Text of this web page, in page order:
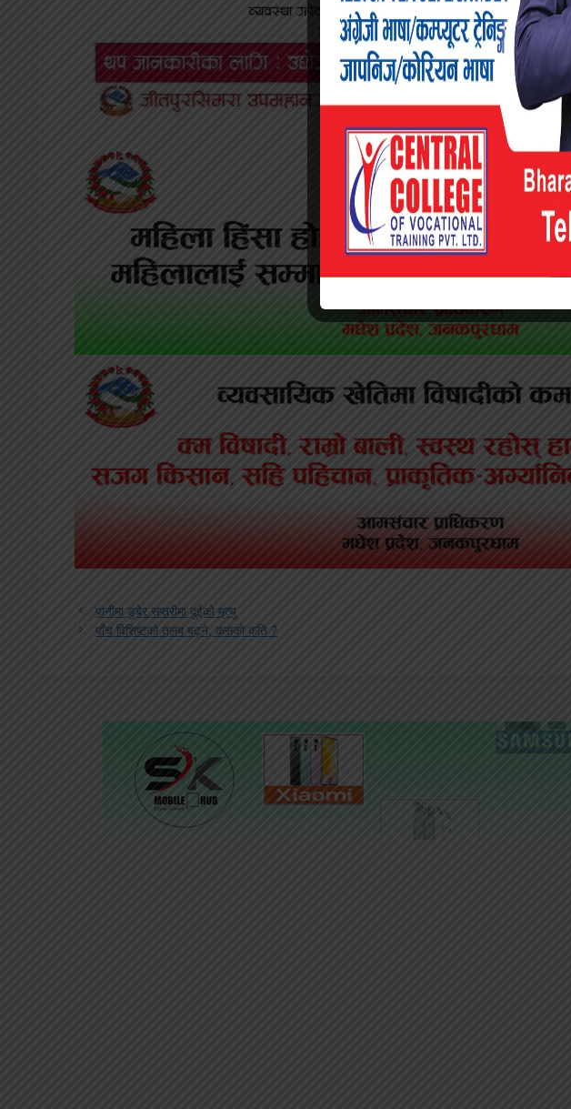
पानीमा डुबेर सप्तरीमा दुईको मृत्यु
पाँच विशिष्टको तलब बढ्ने, कसको कति ?